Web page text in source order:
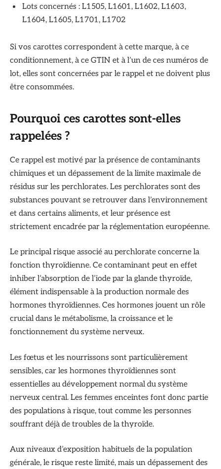
Lots concernés : L1505, L1601, L1602, L1603,
L1604, L1605, L1701, L1702
Si vos carottes correspondent à cette marque, à ce
conditionnement, à ce GTIN et à l’un de ces numéros de
lot, elles sont concernées par le rappel et ne doivent plus
être consommées.
Pourquoi ces carottes sont-elles
rappelées ?
Ce rappel est motivé par la présence de contaminants
chimiques et un dépassement de la limite maximale de
résidus sur les perchlorates. Les perchlorates sont des
substances pouvant se retrouver dans l’environnement
et dans certains aliments, et leur présence est
strictement encadrée par la réglementation européenne.
Le principal risque associé au perchlorate concerne la
fonction thyroïdienne. Ce contaminant peut en effet
inhiber l’absorption de l’iode par la glande thyroïde,
élément indispensable à la production normale des
hormones thyroïdiennes. Ces hormones jouent un rôle
crucial dans le métabolisme, la croissance et le
fonctionnement du système nerveux.
Les fœtus et les nourrissons sont particulièrement
sensibles, car les hormones thyroïdiennes sont
essentielles au développement normal du système
nerveux central. Les femmes enceintes font donc partie
des populations à risque, tout comme les personnes
souffrant déjà de troubles de la thyroïde.
Aux niveaux d’exposition habituels de la population
générale, le risque reste limité, mais un dépassement des